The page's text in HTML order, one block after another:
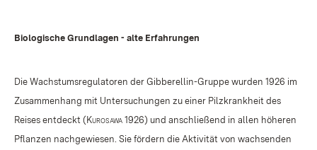
Biologische Grundlagen - alte Erfahrungen
Die Wachstumsregulatoren der Gibberellin-Gruppe wurden 1926 im
Zusammenhang mit Untersuchungen zu einer Pilzkrankheit des
Reises entdeckt ( Kurosawa 1926) und anschließend in allen höheren
Pflanzen nachgewiesen. Sie fördern die Aktivität von wachsenden